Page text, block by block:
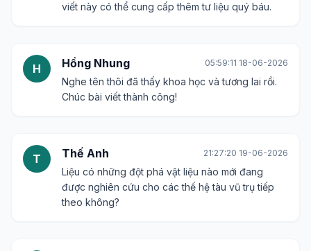
viết này có thể cung cấp thêm tư liệu quý báu.
H Hồng Nhung 05:59:11 18-06-2026
Nghe tên thôi đã thấy khoa học và tương lai rồi.
Chúc bài viết thành công!
T Thế Anh 21:27:20 19-06-2026
Liệu có những đột phá vật liệu nào mới đang
được nghiên cứu cho các thế hệ tàu vũ trụ tiếp
theo không?